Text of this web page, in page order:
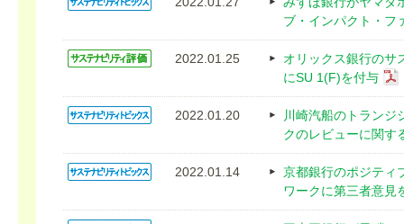
ブ・インパクト・フ
2022.01.25
オリックス銀行のサ
にSU 1(F)を付与
2022.01.20
川崎汽船のトランジ
クのレビューに関す
2022.01.14
京都銀行のポジティ
ワークに第三者意見